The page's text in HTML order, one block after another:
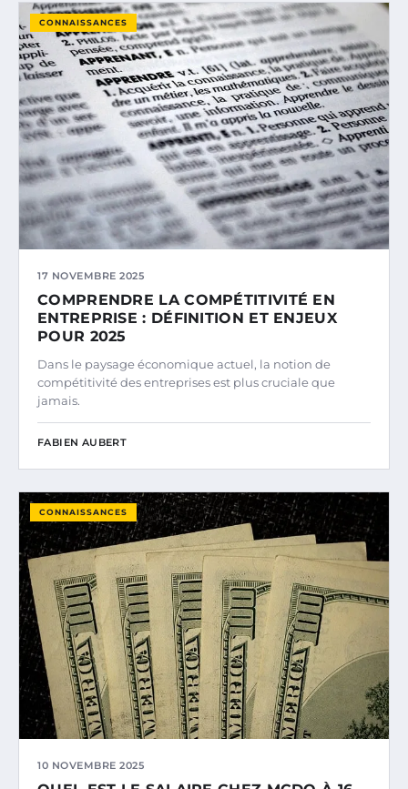
CONNAISSANCES
17 NOVEMBRE 2025
COMPRENDRE LA COMPÉTITIVITÉ EN
ENTREPRISE : DÉFINITION ET ENJEUX
POUR 2025
Dans le paysage économique actuel, la notion de
compétitivité des entreprises est plus cruciale que
jamais.
FABIEN AUBERT
CONNAISSANCES
10 NOVEMBRE 2025